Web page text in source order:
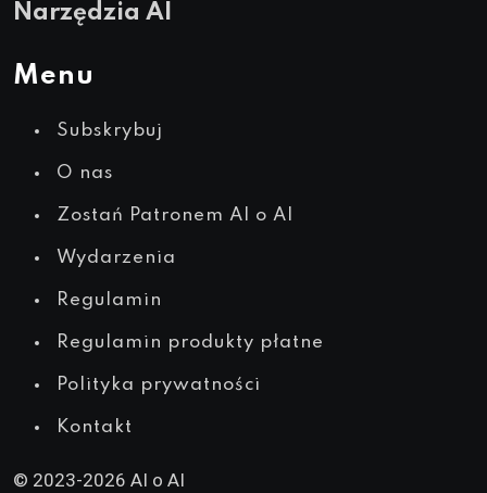
Narzędzia AI
Menu
Subskrybuj
O nas
Zostań Patronem AI o AI
Wydarzenia
Regulamin
Regulamin produkty płatne
Polityka prywatności
Kontakt
© 2023-2026 AI o AI